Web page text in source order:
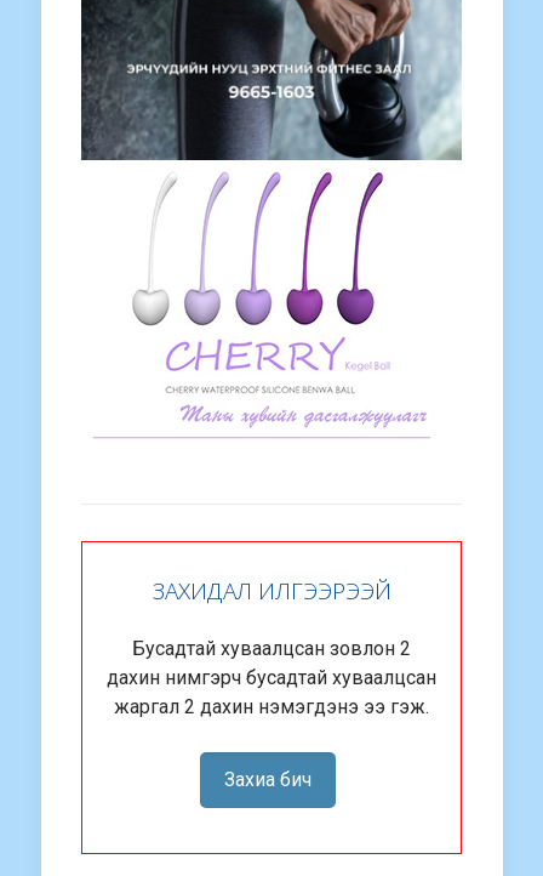
ЗАХИДАЛ ИЛГЭЭРЭЭЙ
Бусадтай хуваалцсан зовлон 2
дахин нимгэрч бусадтай хуваалцсан
жаргал 2 дахин нэмэгдэнэ ээ гэж.
Захиа бич